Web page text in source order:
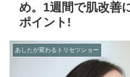
め。1週間で肌改善
ポイント!
あしたが変わるトリセツショー